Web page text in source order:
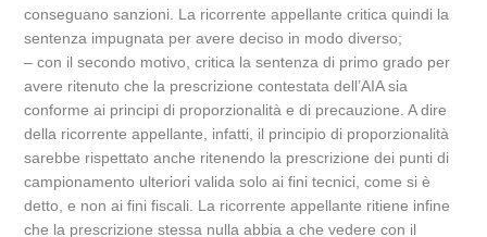
conseguano sanzioni. La ricorrente appellante critica quindi la
sentenza impugnata per avere deciso in modo diverso;
– con il secondo motivo, critica la sentenza di primo grado per
avere ritenuto che la prescrizione contestata dell’AIA sia
conforme ai principi di proporzionalità e di precauzione. A dire
della ricorrente appellante, infatti, il principio di proporzionalità
sarebbe rispettato anche ritenendo la prescrizione dei punti di
campionamento ulteriori valida solo ai fini tecnici, come si è
detto, e non ai fini fiscali. La ricorrente appellante ritiene infine
che la prescrizione stessa nulla abbia a che vedere con il